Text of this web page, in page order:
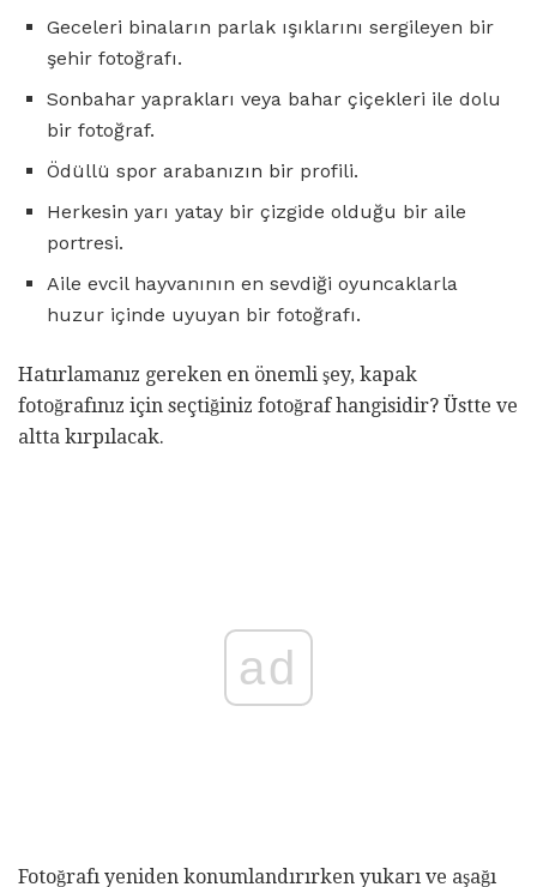
Geceleri binaların parlak ışıklarını sergileyen bir
şehir fotoğrafı.
Sonbahar yaprakları veya bahar çiçekleri ile dolu
bir fotoğraf.
Ödüllü spor arabanızın bir profili.
Herkesin yarı yatay bir çizgide olduğu bir aile
portresi.
Aile evcil hayvanının en sevdiği oyuncaklarla
huzur içinde uyuyan bir fotoğrafı.
Hatırlamanız gereken en önemli şey, kapak
fotoğrafınız için seçtiğiniz fotoğraf hangisidir? Üstte ve
altta kırpılacak.
ad
Fotoğrafı yeniden konumlandırırken yukarı ve aşağı